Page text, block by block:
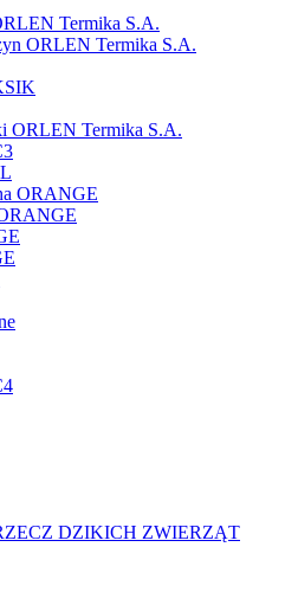
Termika S.A.
ORLEN Termika S.A.
ORLEN Termika S.A.
ORANGE